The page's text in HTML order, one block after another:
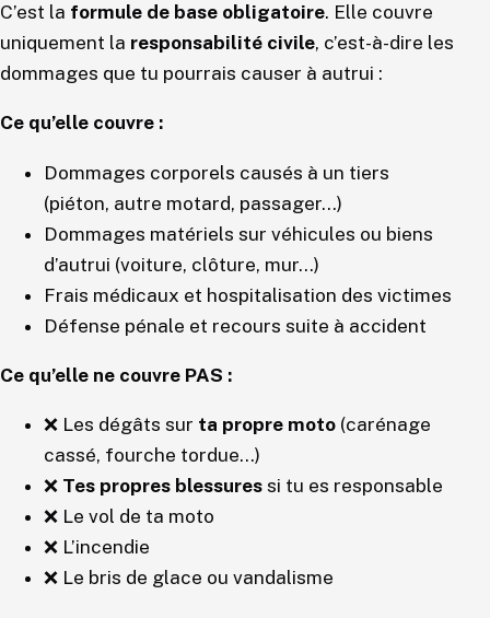
C’est la formule de base obligatoire. Elle couvre
uniquement la responsabilité civile, c’est-à-dire les
dommages que tu pourrais causer à autrui :
Ce qu’elle couvre :
Dommages corporels causés à un tiers
(piéton, autre motard, passager…)
Dommages matériels sur véhicules ou biens
d’autrui (voiture, clôture, mur…)
Frais médicaux et hospitalisation des victimes
Défense pénale et recours suite à accident
Ce qu’elle ne couvre PAS :
❌ Les dégâts sur ta propre moto (carénage
cassé, fourche tordue…)
❌ Tes propres blessures si tu es responsable
❌ Le vol de ta moto
❌ L’incendie
❌ Le bris de glace ou vandalisme